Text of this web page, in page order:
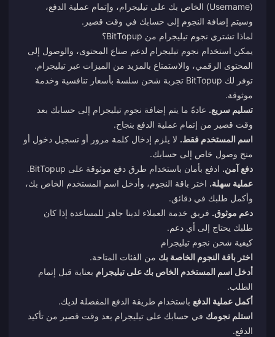
(Username) الخاص بك على تيليجرام، وإتمام عملية الدفع،
وسيتم إضافة النجوم إلى حسابك في وقت قصير.
لماذا تشتري نجوم تيليجرام من BitTopup؟
يمكن استخدام نجوم تيليجرام لدعم صناع المحتوى، والوصول إلى
المحتوى الرقمي، والاستمتاع بالمزيد من الميزات عبر تيليجرام.
توفر لك BitTopup تجربة شحن سلسة بأسعار تنافسية وخدمة
موثوقة.
تسليم سريع. عادةً ما يتم إضافة نجوم تيليجرام إلى حسابك بعد
وقت قصير من إتمام عملية الدفع بنجاح.
اسم المستخدم فقط. لا يلزم إدخال كلمة مرور أو تسجيل دخول أو
منح وصول خاص إلى حسابك.
دفع آمن. ادفع بأمان باستخدام طرق دفع موثوقة على BitTopup.
عملية سهلة. اختر باقة النجوم، وأدخل اسم المستخدم الخاص بك،
وأكمل طلبك في دقائق.
دعم موثوق. فريق خدمة العملاء لدينا جاهز للمساعدة إذا كان
طلبك يحتاج إلى أي دعم.
كيفية شحن نجوم تيليجرام
اختر باقة النجوم الخاصة بك من الفئات المتاحة.
أدخل اسم المستخدم الخاص بك على تيليجرام بعناية قبل إتمام
الطلب.
أكمل عملية الدفع باستخدام طريقة الدفع المفضلة لديك.
استلم نجومك في حسابك على تيليجرام بعد وقت قصير من تأكيد
الدفع.